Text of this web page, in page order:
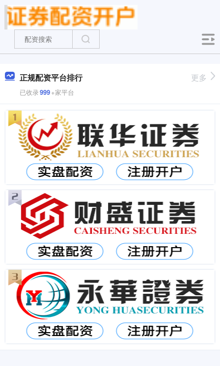
正规配资平台排行
已收录999+家平台
更多